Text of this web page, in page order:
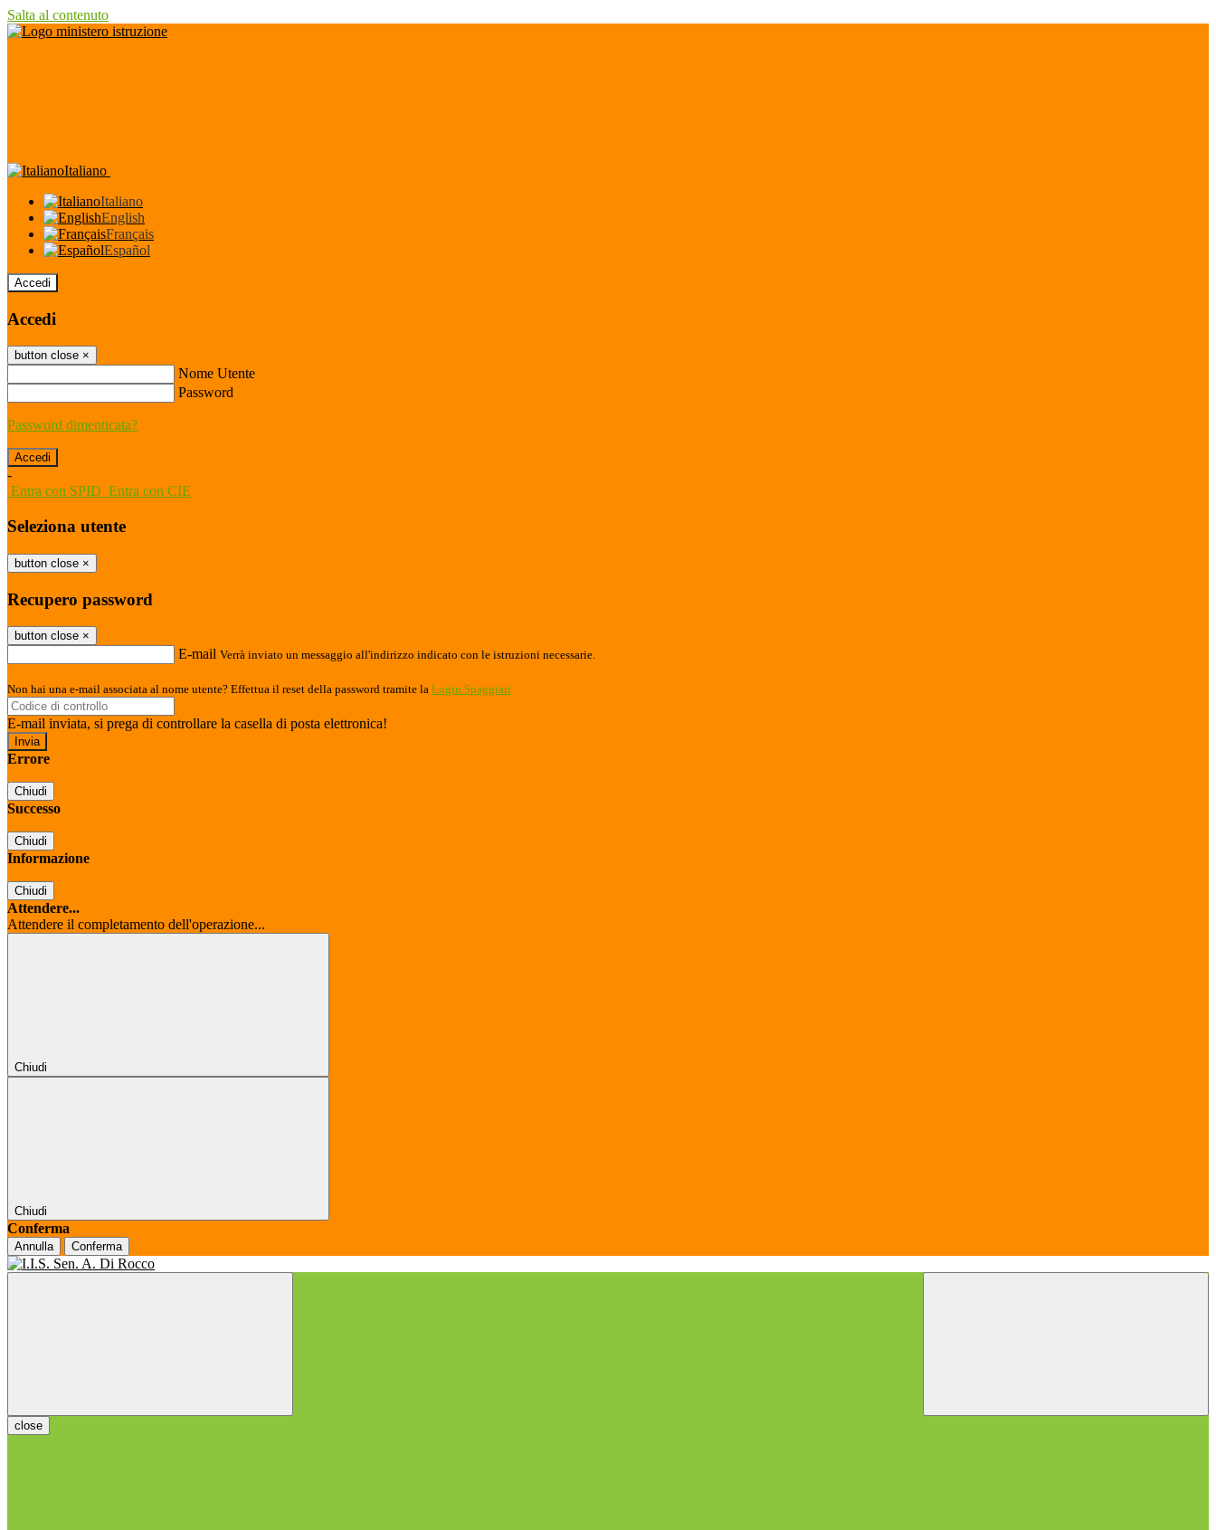
Salta al contenuto
Italiano
Italiano
English
Français
Español
Accedi
Accedi
button close ×
Nome Utente
Password
Password dimenticata?
-
Entra con SPID Entra con CIE
Seleziona utente
button close ×
Recupero password
button close ×
E-mail Verrà inviato un messaggio all'indirizzo indicato con le istruzioni necessarie.
Non hai una e-mail associata al nome utente? Effettua il reset della password tramite la Login Spaggiari
E-mail inviata, si prega di controllare la casella di posta elettronica!
Errore
Chiudi
Successo
Chiudi
Informazione
Chiudi
Attendere...
Attendere il completamento dell'operazione...
Chiudi
Chiudi
Conferma
Annulla Conferma
close